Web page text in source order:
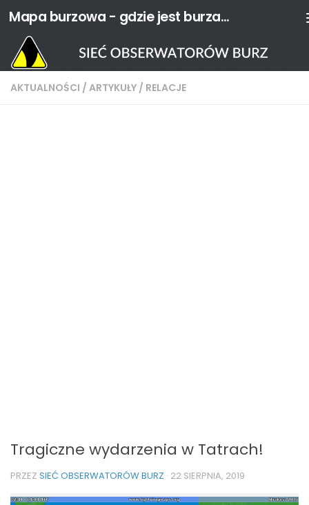
Przejdź do treści Mapa burzowa - gdzie jest burza? | Sieć Obserwatorów Burz
AKTUALNOŚCI / ARTYKUŁY / RELACJE
Tragiczne wydarzenia w Tatrach!
PRZEZ SIEĆ OBSERWATORÓW BURZ · 22 SIERPNIA, 2019